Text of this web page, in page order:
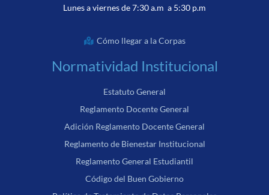
Lunes a viernes de 7:30 a.m a 5:30 p.m
Cómo llegar a la Corpas
Normatividad Institucional
Estatuto General
Reglamento Docente General
Adición Reglamento Docente General
Reglamento de Bienestar Institucional
Reglamento General Estudiantil
Código del Buen Gobierno